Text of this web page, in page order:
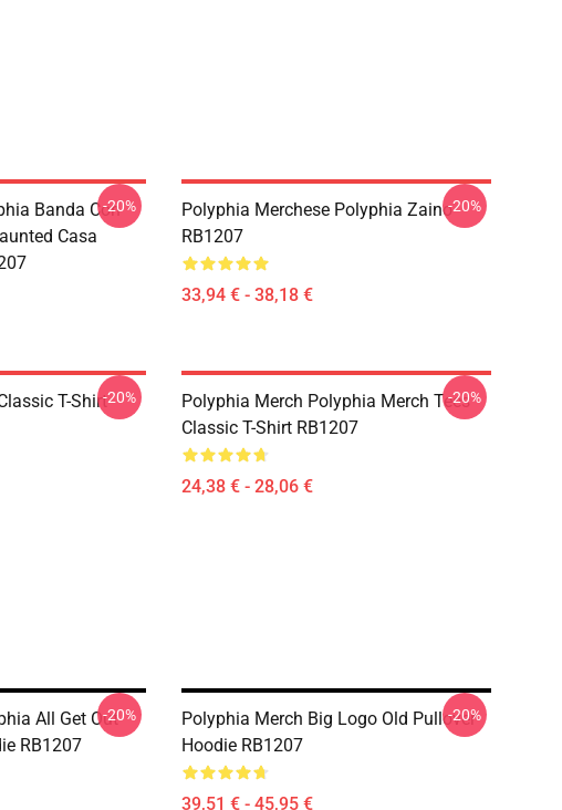
Banda Con
Casa
-20%
Polyphia Merchese Polyphia Zaino
RB1207
33,94 € - 38,18 €
-20%
T-Shirt-20%
Polyphia Merch Polyphia Merch Tees
Classic T-Shirt RB1207
24,38 € - 28,06 €
-20%
All Get Out
RB1207
-20%
Polyphia Merch Big Logo Old Pullover
Hoodie RB1207
39,51 € - 45,95 €
-20%